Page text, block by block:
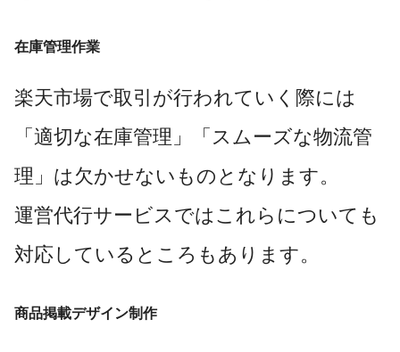
在庫管理作業
楽天市場で取引が行われていく際には
「適切な在庫管理」「スムーズな物流管
理」は欠かせないものとなります。
運営代行サービスではこれらについても
対応しているところもあります。
商品掲載デザイン制作